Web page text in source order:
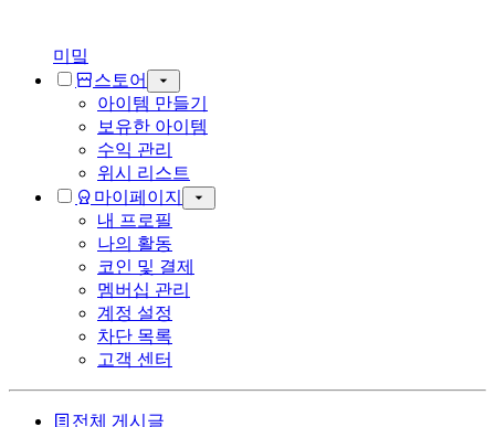
미밐
스토어
아이템 만들기
보유한 아이템
수익 관리
위시 리스트
마이페이지
내 프로필
나의 활동
코인 및 결제
멤버십 관리
계정 설정
차단 목록
고객 센터
전체 게시글